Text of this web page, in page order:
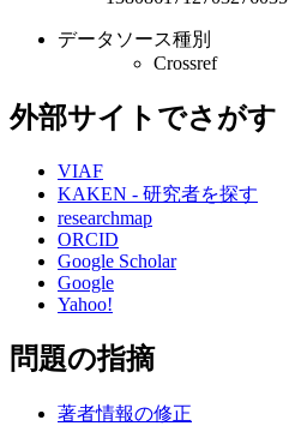
データソース種別
Crossref
外部サイトでさがす
VIAF
KAKEN - 研究者を探す
researchmap
ORCID
Google Scholar
Google
Yahoo!
問題の指摘
著者情報の修正